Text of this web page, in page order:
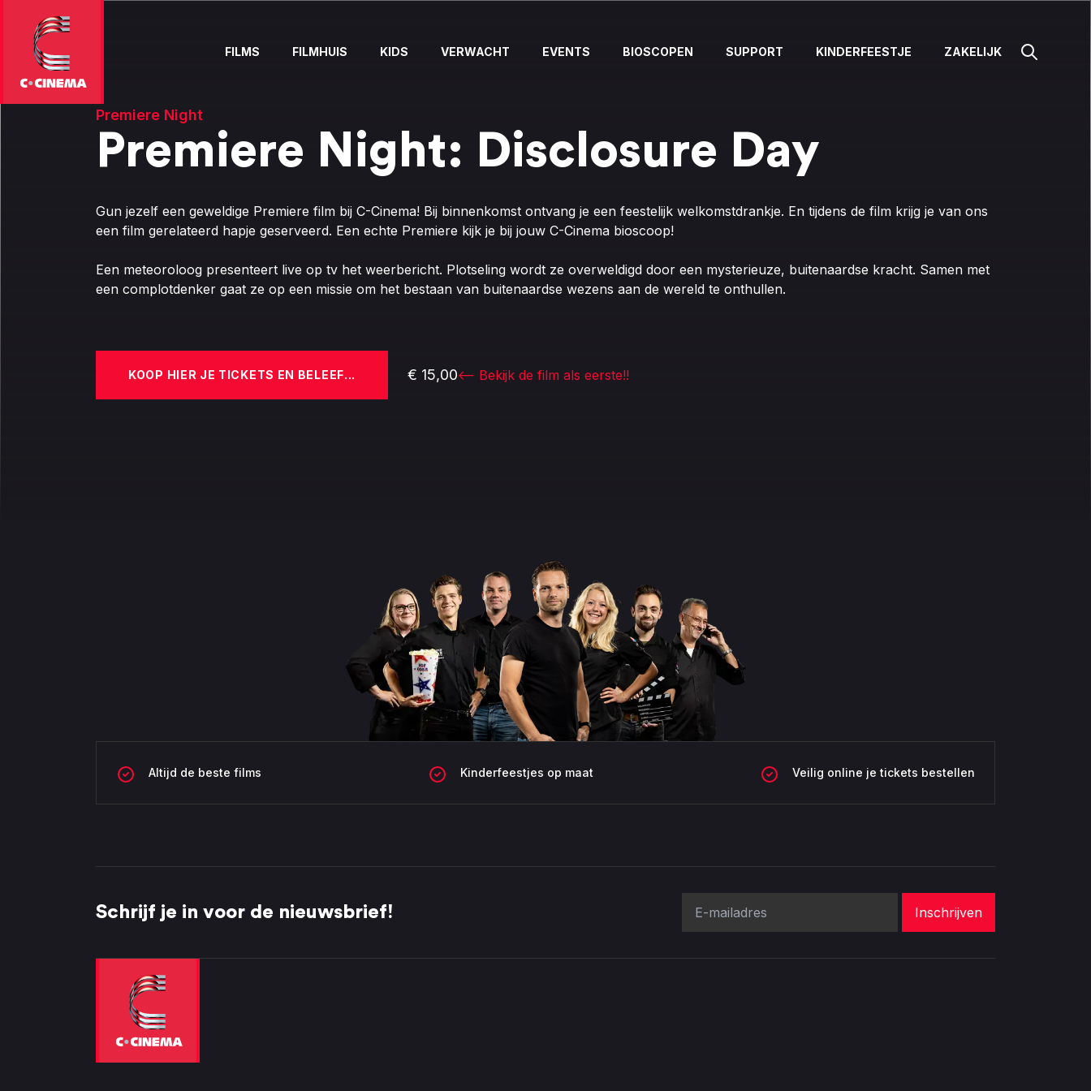
FILMS FILMHUIS KIDS VERWACHT EVENTS BIOSCOPEN SUPPORT KINDERFEESTJE ZAKELIJK
Premiere Night
Premiere Night: Disclosure Day
Gun jezelf een geweldige Premiere film bij C-Cinema! Bij binnenkomst ontvang je een feestelijk welkomstdrankje. En tijdens de film krijg je van ons
een film gerelateerd hapje geserveerd. Een echte Premiere kijk je bij jouw C-Cinema bioscoop!
Een meteoroloog presenteert live op tv het weerbericht. Plotseling wordt ze overweldigd door een mysterieuze, buitenaardse kracht. Samen met
een complotdenker gaat ze op een missie om het bestaan ​​van buitenaardse wezens aan de wereld te onthullen.
KOOP HIER JE TICKETS EN BELEEF... € 15,00<-- Bekijk de film als eerste!!
Altijd de beste films Kinderfeestjes op maat Veilig online je tickets bestellen
Schrijf je in voor de nieuwsbrief!